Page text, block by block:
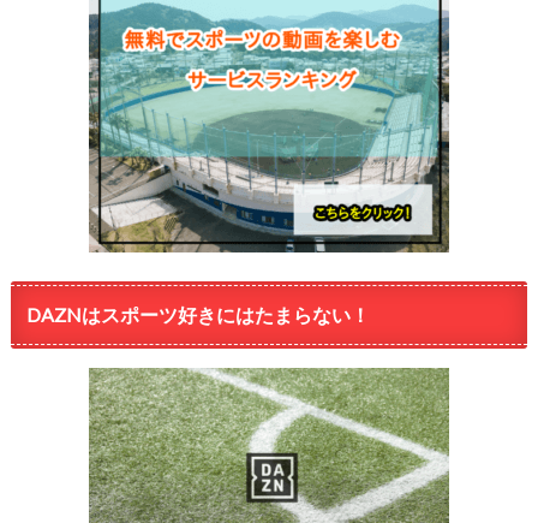
DAZNはスポーツ好きにはたまらない！